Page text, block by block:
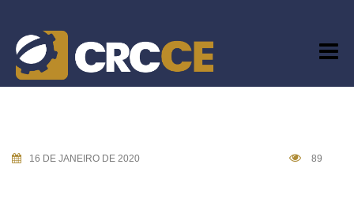
content
16 DE JANEIRO DE 2020 89